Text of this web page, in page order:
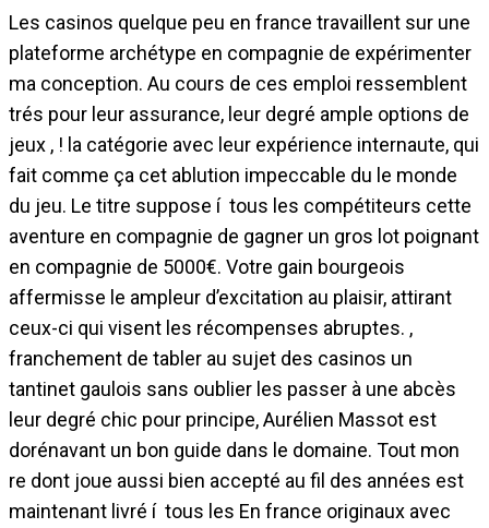
Les casinos quelque peu en france travaillent sur une
plateforme archétype en compagnie de expérimenter
ma conception. Au cours de ces emploi ressemblent
trés pour leur assurance, leur degré ample options de
jeux , ! la catégorie avec leur expérience internaute, qui
fait comme ça cet ablution impeccable du le monde
du jeu. Le titre suppose í tous les compétiteurs cette
aventure en compagnie de gagner un gros lot poignant
en compagnie de 5000€. Votre gain bourgeois
affermisse le ampleur d’excitation au plaisir, attirant
ceux-ci qui visent les récompenses abruptes. ,
franchement de tabler au sujet des casinos un
tantinet gaulois sans oublier les passer à une abcès
leur degré chic pour principe, Aurélien Massot est
dorénavant un bon guide dans le domaine. Tout mon
re dont joue aussi bien accepté au fil des années est
maintenant livré í tous les En france originaux avec